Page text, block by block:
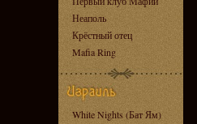
Неаполь
Крёстный отец
Mafia Ring
White Nights (Бат Ям)